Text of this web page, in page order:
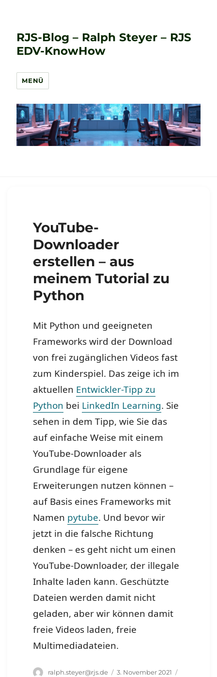
RJS-Blog – Ralph Steyer – RJS
EDV-KnowHow
MENÜ
YouTube-
Downloader
erstellen – aus
meinem Tutorial zu
Python
Mit Python und geeigneten
Frameworks wird der Download
von frei zugänglichen Videos fast
zum Kinderspiel. Das zeige ich im
aktuellen Entwickler-Tipp zu
Python bei LinkedIn Learning. Sie
sehen in dem Tipp, wie Sie das
auf einfache Weise mit einem
YouTube-Downloader als
Grundlage für eigene
Erweiterungen nutzen können –
auf Basis eines Frameworks mit
Namen pytube. Und bevor wir
jetzt in die falsche Richtung
denken – es geht nicht um einen
YouTube-Downloader, der illegale
Inhalte laden kann. Geschützte
Dateien werden damit nicht
geladen, aber wir können damit
freie Videos laden, freie
Multimediadateien.
Autor
ralph.steyer@rjs.de
Veröffentlicht
3. November 2021